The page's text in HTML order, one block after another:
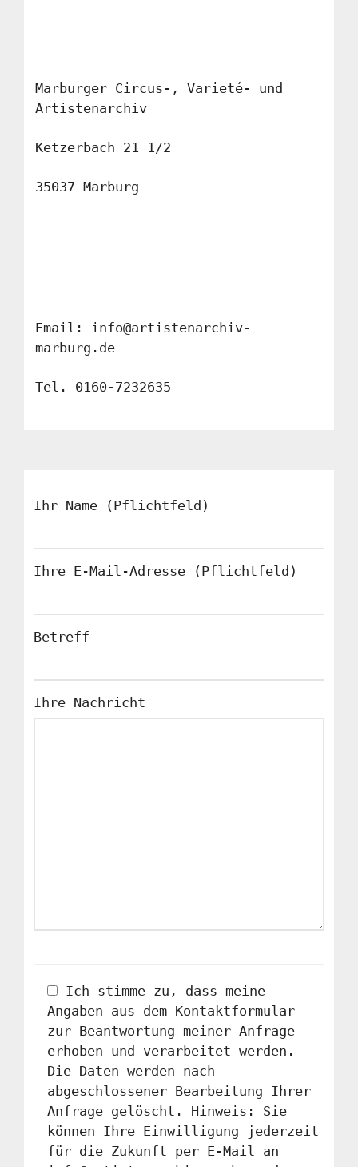
Marburger Circus-, Varieté- und
Artistenarchiv
Ketzerbach 21 1/2
35037 Marburg
Email: info@artistenarchiv-
marburg.de
Tel. 0160-7232635
Ihr Name (Pflichtfeld)
Ihre E-Mail-Adresse (Pflichtfeld)
Betreff
Ihre Nachricht
Ich stimme zu, dass meine
Angaben aus dem Kontaktformular
zur Beantwortung meiner Anfrage
erhoben und verarbeitet werden.
Die Daten werden nach
abgeschlossener Bearbeitung Ihrer
Anfrage gelöscht. Hinweis: Sie
können Ihre Einwilligung jederzeit
für die Zukunft per E-Mail an